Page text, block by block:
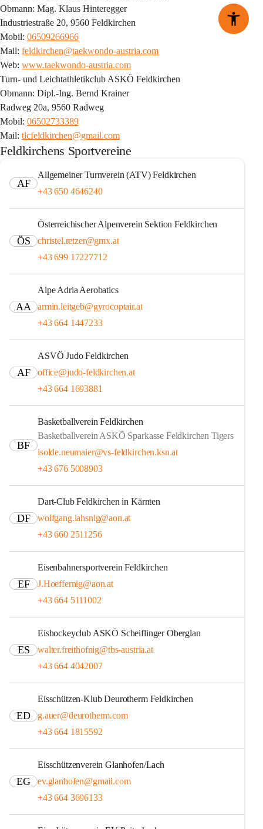
Obmann: Mag. Klaus Hinteregger
Industriestraße 20, 9560 Feldkirchen
Mobil: 06509266966
Mail: feldkirchen@taekwondo-austria.com
Web: www.taekwondo-austria.com
Turn- und Leichtathletikclub ASKÖ Feldkirchen
Obmann: Dipl.-Ing. Bernd Krainer
Radweg 20a, 9560 Radweg
Mobil: 06502733389
Mail: tlcfeldkirchen@gmail.com
Feldkirchens Sportvereine
AF
Allgemeiner Turnverein (ATV) Feldkirchen
+43 650 4646240
ÖS
Österreichischer Alpenverein Sektion Feldkirchen
christel.retzer@gmx.at
+43 699 17227712
AA
Alpe Adria Aerobatics
armin.leitgeb@gyrocoptair.at
+43 664 1447233
AF
ASVÖ Judo Feldkirchen
office@judo-feldkirchen.at
+43 664 1693881
BF
Basketballverein Feldkirchen
Basketballverein ASKÖ Sparkasse Feldkirchen Tigers
isolde.neumaier@vs-feldkirchen.ksn.at
+43 676 5008903
DF
Dart-Club Feldkirchen in Kärnten
wolfgang.lahsnig@aon.at
+43 660 2511256
EF
Eisenbahnersportverein Feldkirchen
J.Hoeffernig@aon.at
+43 664 5111002
ES
Eishockeyclub ASKÖ Scheiflinger Oberglan
walter.freithofnig@tbs-austria.at
+43 664 4042007
ED
Eisschützen-Klub Deurotherm Feldkirchen
g.auer@deurotherm.com
+43 664 1815592
EG
Eisschützenverein Glanhofen/Lach
ev.glanhofen@gmail.com
+43 664 3696133